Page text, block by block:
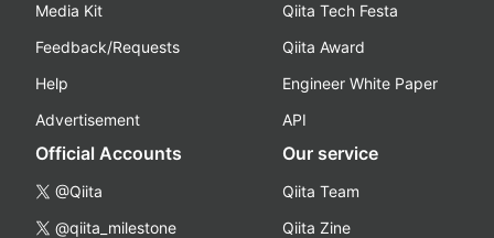
Media Kit
Feedback/Requests
Help
Advertisement
Qiita Tech Festa
Qiita Award
Engineer White Paper
API
Official Accounts
@Qiita
@qiita_milestone
Our service
Qiita Team
Qiita Zine